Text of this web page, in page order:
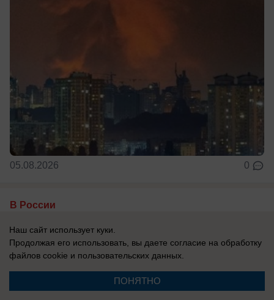
05.08.2026 0
В России
ракетное подразделение для нанесения
ударов по Украине - Reuters
Как сообщает издание, Москва совместно с
Пхеньяном якобы разворачивает в Воронежской
Наш сайт использует куки.
Продолжая его использовать, вы даете согласие на обработку
файлов cookie и пользовательских данных.
ПОНЯТНО